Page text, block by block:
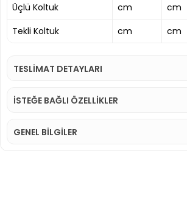
Üçlü Koltuk
cm cm
Tekli Koltuk
cm cm
TESLİMAT DETAYLARI
İSTEĞE BAĞLI ÖZELLİKLER
GENEL BİLGİLER